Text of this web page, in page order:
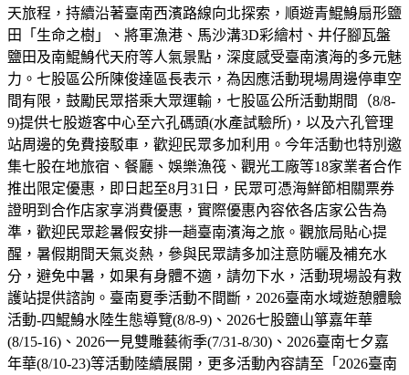
天旅程，持續沿著臺南西濱路線向北探索，順遊青鯤鯓扇形鹽
田「生命之樹」、將軍漁港、馬沙溝3D彩繪村、井仔腳瓦盤
鹽田及南鯤鯓代天府等人氣景點，深度感受臺南濱海的多元魅
力。七股區公所陳俊達區長表示，為因應活動現場周邊停車空
間有限，鼓勵民眾搭乘大眾運輸，七股區公所活動期間（8/8-
9)提供七股遊客中心至六孔碼頭(水產試驗所)，以及六孔管理
站周邊的免費接駁車，歡迎民眾多加利用。今年活動也特別邀
集七股在地旅宿、餐廳、娛樂漁筏、觀光工廠等18家業者合作
推出限定優惠，即日起至8月31日，民眾可憑海鮮節相關票券
證明到合作店家享消費優惠，實際優惠內容依各店家公告為
準，歡迎民眾趁暑假安排一趟臺南濱海之旅。觀旅局貼心提
醒，暑假期間天氣炎熱，參與民眾請多加注意防曬及補充水
分，避免中暑，如果有身體不適，請勿下水，活動現場設有救
護站提供諮詢。臺南夏季活動不間斷，2026臺南水域遊憩體驗
活動-四鯤鯓水陸生態導覽(8/8-9)、2026七股鹽山箏嘉年華
(8/15-16)、2026一見雙雕藝術季(7/31-8/30)、2026臺南七夕嘉
年華(8/10-23)等活動陸續展開，更多活動內容請至「2026臺南